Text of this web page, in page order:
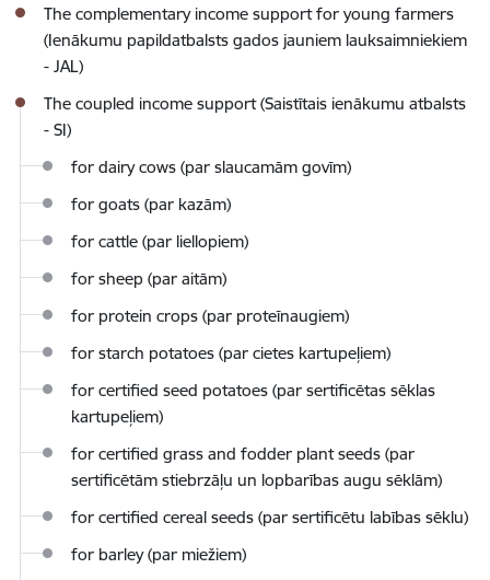
The complementary income support for young farmers
(Ienākumu papildatbalsts gados jauniem lauksaimniekiem
- JAL)
The coupled income support (Saistītais ienākumu atbalsts
- SI)
for dairy cows (par slaucamām govīm)
for goats (par kazām)
for cattle (par liellopiem)
for sheep (par aitām)
for protein crops (par proteīnaugiem)
for starch potatoes (par cietes kartupeļiem)
for certified seed potatoes (par sertificētas sēklas
kartupeļiem)
for certified grass and fodder plant seeds (par
sertificētām stiebrzāļu un lopbarības augu sēklām)
for certified cereal seeds (par sertificētu labības sēklu)
for barley (par miežiem)